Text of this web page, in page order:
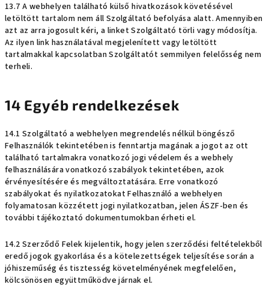
13.7 A webhelyen található külső hivatkozások követésével
letöltött tartalom nem áll Szolgáltató befolyása alatt. Amennyiben
azt az arra jogosult kéri, a linket Szolgáltató törli vagy módosítja.
Az ilyen link használatával megjelenített vagy letöltött
tartalmakkal kapcsolatban Szolgáltatót semmilyen felelősség nem
terheli.
14 Egyéb rendelkezések
14.1 Szolgáltató a webhelyen megrendelés nélkül böngésző
Felhasználók tekintetében is fenntartja magának a jogot az ott
található tartalmakra vonatkozó jogi védelem és a webhely
felhasználására vonatkozó szabályok tekintetében, azok
érvényesítésére és megváltoztatására. Erre vonatkozó
szabályokat és nyilatkozatokat Felhasználó a webhelyen
folyamatosan közzétett jogi nyilatkozatban, jelen ÁSZF-ben és
további tájékoztató dokumentumokban érheti el.
14.2 Szerződő Felek kijelentik, hogy jelen szerződési feltételekből
eredő jogok gyakorlása és a kötelezettségek teljesítése során a
jóhiszeműség és tisztesség követelményének megfelelően,
kölcsönösen együttműködve járnak el.